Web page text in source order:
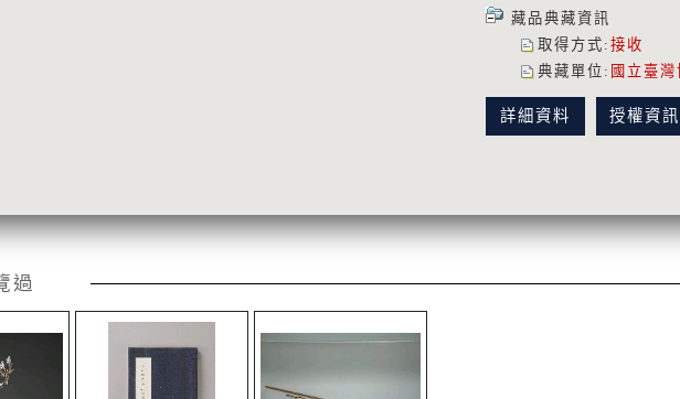
藏品典藏資訊
取得方式 : 接收
典藏單位 : 國立臺灣
詳細資料 授權資訊
過